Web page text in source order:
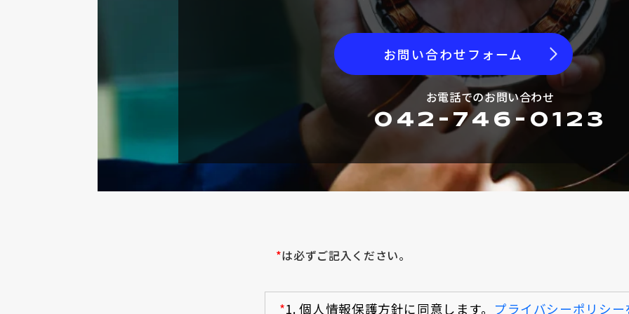
お問い合わせフォーム
お電話でのお問い合わせ
042-746-0123
*は必ずご記入ください。
*1.個人情報保護方針に同意します。 プライバシーポリシ